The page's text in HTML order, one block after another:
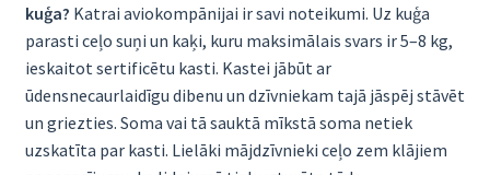
kuģa? Katrai aviokompānijai ir savi noteikumi. Uz kuģa
parasti ceļo suņi un kaķi, kuru maksimālais svars ir 5–8 kg,
ieskaitot sertificētu kasti. Kastei jābūt ar
ūdensnecaurlaidīgu dibenu un dzīvniekam tajā jāspēj stāvēt
un griezties. Soma vai tā sauktā mīkstā soma netiek
uzskatīta par kasti. Lielāki mājdzīvnieki ceļo zem klājiem